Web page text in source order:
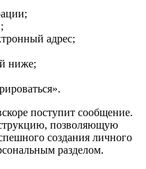
адрес;
ниже;
поступит сообщение.
позволяющую
создания личного
разделом.